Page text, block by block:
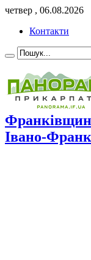
четвер , 06.08.2026
Контакти
Івано-